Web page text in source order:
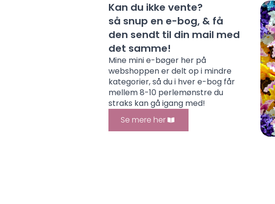
Kan du ikke vente?
så snup en e-bog, & få
den sendt til din mail med
det samme!
Mine mini e-bøger her på
webshoppen er delt op i mindre
kategorier, så du i hver e-bog får
mellem 8-10 perlemønstre du
straks kan gå igang med!
Se mere her